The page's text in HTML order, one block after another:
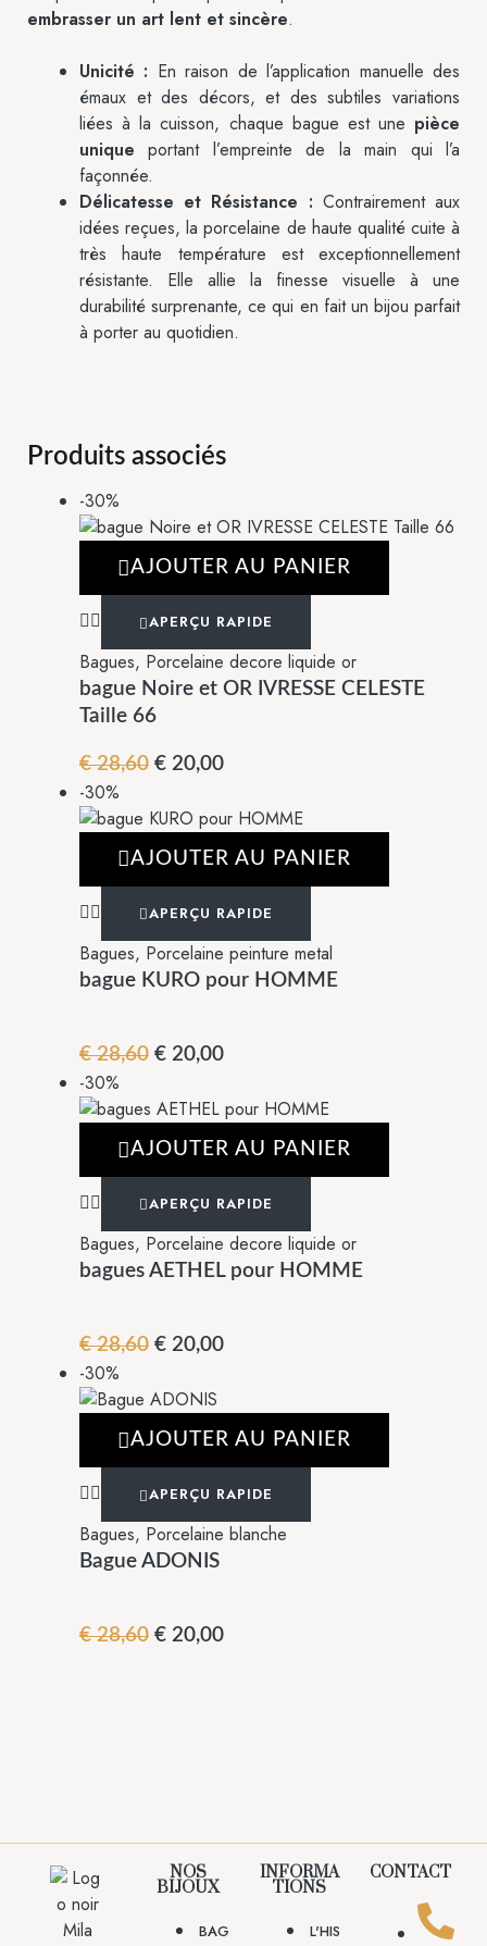
embrasser un art lent et sincère.
Unicité : En raison de l’application manuelle des
émaux et des décors, et des subtiles variations
liées à la cuisson, chaque bague est une pièce
unique portant l’empreinte de la main qui l’a
façonnée.
Délicatesse et Résistance : Contrairement aux
idées reçues, la porcelaine de haute qualité cuite à
très haute température est exceptionnellement
résistante. Elle allie la finesse visuelle à une
durabilité surprenante, ce qui en fait un bijou parfait
à porter au quotidien.
Produits associés
-30%
AJOUTER AU PANIER
APERÇU RAPIDE
Bagues, Porcelaine decore liquide or
bague Noire et OR IVRESSE CELESTE
Taille 66
€28,60 € 20,00
-30%
AJOUTER AU PANIER
APERÇU RAPIDE
Bagues, Porcelaine peinture metal
bague KURO pour HOMME
€28,60 € 20,00
-30%
AJOUTER AU PANIER
APERÇU RAPIDE
Bagues, Porcelaine decore liquide or
bagues AETHEL pour HOMME
€28,60 € 20,00
-30%
AJOUTER AU PANIER
APERÇU RAPIDE
Bagues, Porcelaine blanche
Bague ADONIS
€28,60 € 20,00
NOS
BIJOUX
BAG
INFORMA
TIONS
L'HIS
CONTACT